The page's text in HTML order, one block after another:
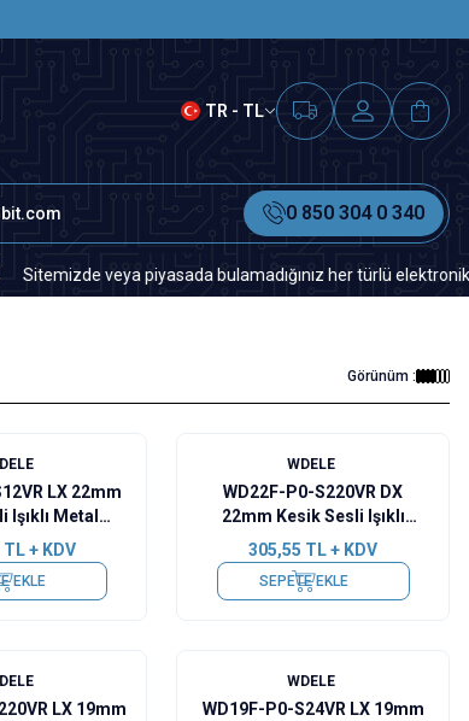
TR - TL
0 850 304 0 340
veya piyasada bulamadığınız her türlü elektronik ve
Görünüm :
LX 22mm
Işıklı Metal
- 12V
TL + KDV
EKLE
WDELE
WD22F-P0-S220VR DX
22mm Kesik Sesli Işıklı
Metal Buzzer - 220V
305,55 TL + KDV
SEPETE EKLE
LX 19mm
WDELE
WD19F-P0-S24VR LX 19mm